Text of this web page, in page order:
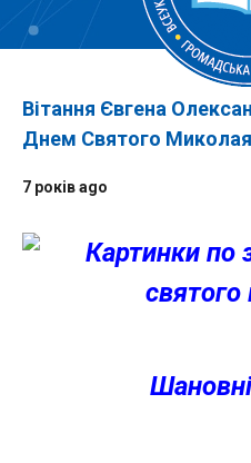
Вітання Євгена
Днем Святого
7 років ago